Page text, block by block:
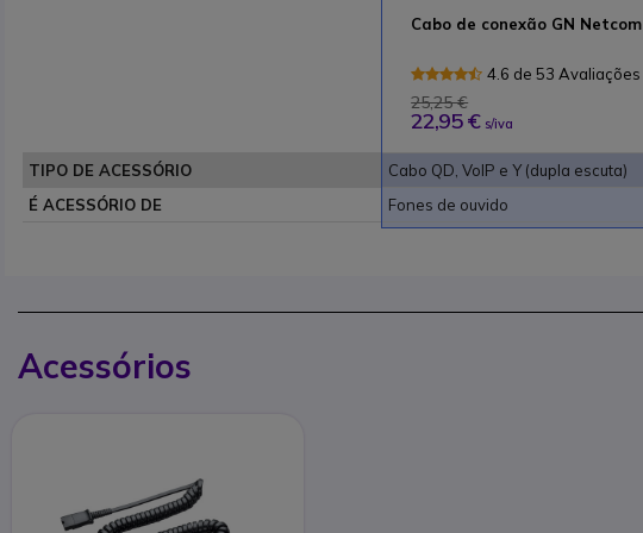
Cabo de conexão GN Netcom
4.6 de 53 Avaliações
25,25 €
22,95 € s/iva
TIPO DE ACESSÓRIO Cabo QD, VoIP e Y (dupla escuta)
É ACESSÓRIO DE
Fones de ouvido
Acessórios